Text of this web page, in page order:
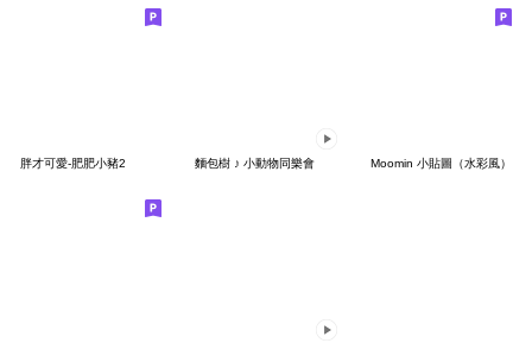
胖才可愛-肥肥小豬2 麵包樹 ♪ 小動物同樂會 Moomin 小貼圖（水彩風）